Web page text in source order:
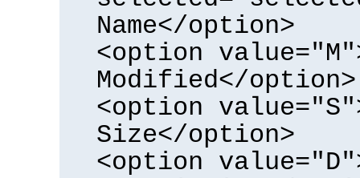
Name</option>
<option
Modified</option>
<option
Size</option>
<option